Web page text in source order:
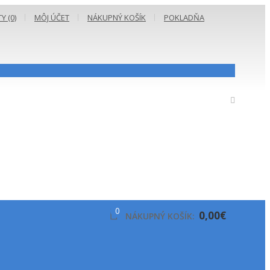
(0) MÔJ ÚČET NÁKUPNÝ KOŠÍK POKLADŇA
0 NÁKUPNÝ KOŠÍK: 0,00€